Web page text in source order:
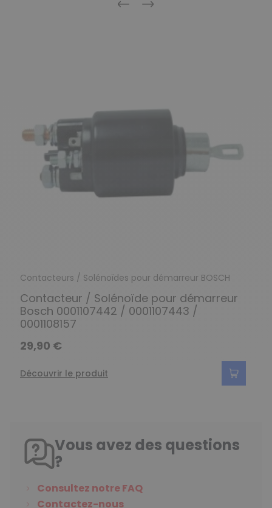
Précédent
Suivant
Contacteurs / Solénoïdes pour démarreur BOSCH
Contacteur / Solénoïde pour démarreur
Bosch 0001107442 / 0001107443 /
0001108157
29,90 €
Découvrir le produit
Vous avez des questions
?
Consultez notre FAQ
Contactez-nous